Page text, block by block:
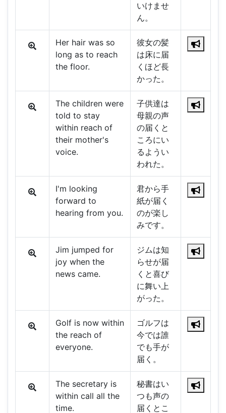
いけませ
ん。
Her hair was so
long as to reach
the floor.
彼女の髪
は床に届
くほど長
かった。
The children were
told to stay
within reach of
their mother's
voice.
子供達は
母親の声
の届くと
ころにい
るようい
われた。
I'm looking
forward to
hearing from you.
君から手
紙が届く
のが楽し
みです。
Jim jumped for
joy when the
news came.
ジムは知
らせが届
くと喜び
に舞い上
がった。
Golf is now within
the reach of
everyone.
ゴルフは
今では誰
でも手が
届く。
The secretary is
within call all the
time.
秘書はい
つも声の
届くとこ